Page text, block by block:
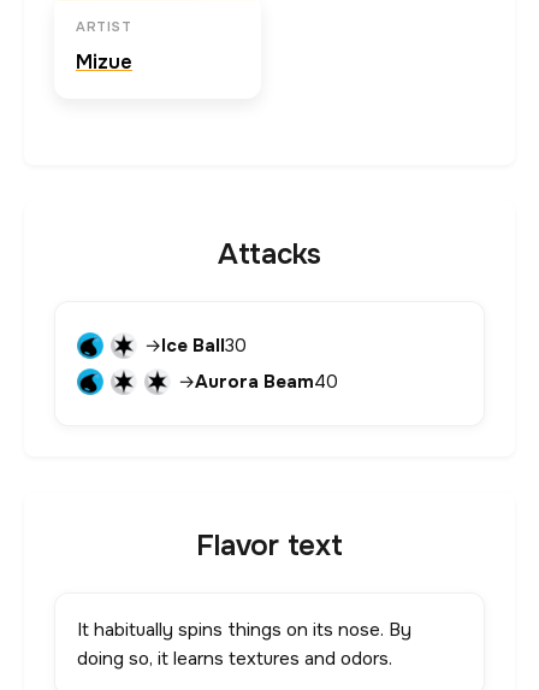
ARTIST
Mizue
Attacks
→Ice Ball30
→Aurora Beam40
Flavor text
It habitually spins things on its nose. By
doing so, it learns textures and odors.